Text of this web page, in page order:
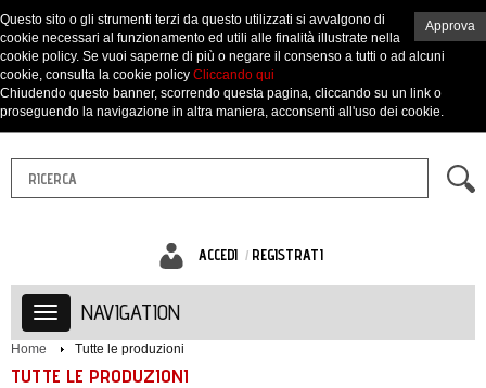
ACCEDI REGISTRATI
NAVIGATION
Home Tutte le produzioni
TUTTE LE PRODUZIONI
Approva
Questo sito o gli strumenti terzi da questo utilizzati si avvalgono di
cookie necessari al funzionamento ed utili alle finalità illustrate nella
cookie policy. Se vuoi saperne di più o negare il consenso a tutti o ad alcuni
cookie, consulta la cookie policy Cliccando qui
Chiudendo questo banner, scorrendo questa pagina, cliccando su un link o
proseguendo la navigazione in altra maniera, acconsenti all'uso dei cookie.